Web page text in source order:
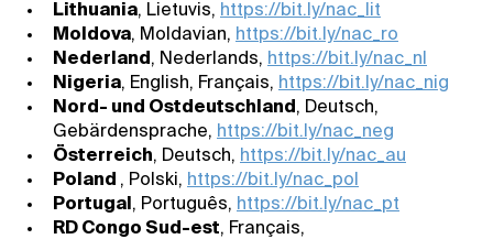
Lithuania, Lietuvis, https://bit.ly/nac_lit
Moldova, Moldavian, https://bit.ly/nac_ro
Nederland , Nederlands, https://bit.ly/nac_nl
Nigeria, English, Français, https://bit.ly/nac_nig
Nord- und Ostdeutschland , Deutsch,
Gebärdensprache, https://bit.ly/nac_neg
Österreich, Deutsch, https://bit.ly/nac_au
Poland , Polski, https://bit.ly/nac_pol
Portugal , Português, https://bit.ly/nac_pt
RD Congo Sud-est, Français,